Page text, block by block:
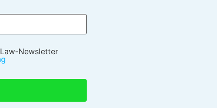
Newsletter